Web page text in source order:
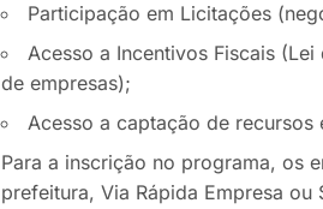
Participação em Licitações
Acesso a Incentivos Fiscais
de empresas);
Acesso a captação de
Para a inscrição no programa, os
prefeitura, Via Rápida Empresa